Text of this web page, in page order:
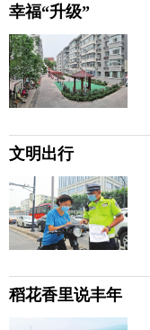
幸福“升级”
文明出行
稻花香里说丰年